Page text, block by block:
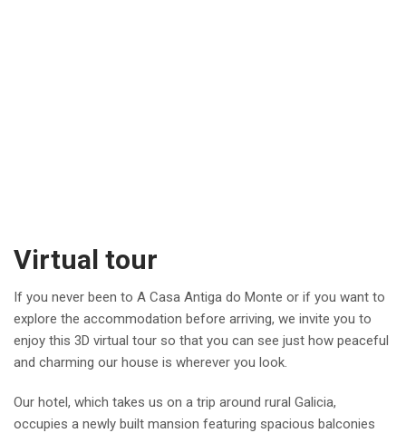
Virtual tour
If you never been to A Casa Antiga do Monte or if you want to
explore the accommodation before arriving, we invite you to
enjoy this 3D virtual tour so that you can see just how peaceful
and charming our house is wherever you look.
Our hotel, which takes us on a trip around rural Galicia,
occupies a newly built mansion featuring spacious balconies